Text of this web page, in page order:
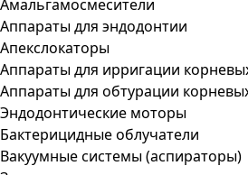
Амальгамосмесители
Аппараты для эндодонтии
Апекслокаторы
Аппараты для ирригации
Аппараты для обтурации
Эндодонтические моторы
Бактерицидные облучатели
Вакуумные системы (аспираторы)